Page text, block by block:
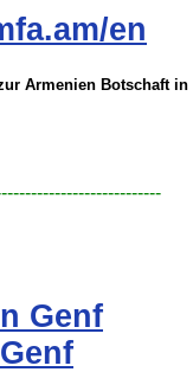
en
Armenien Botschaft in
Genf